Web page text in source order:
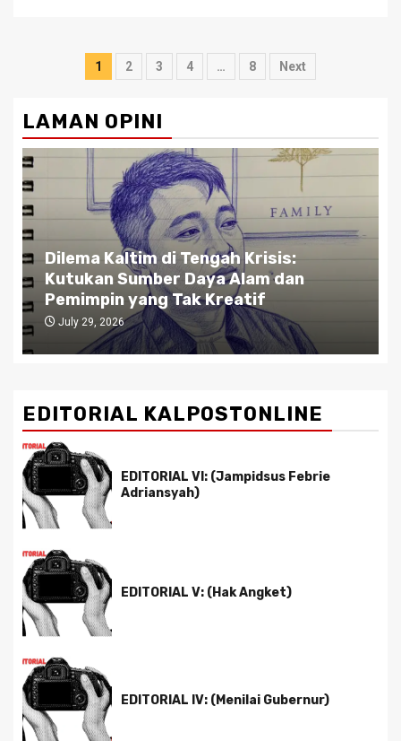
Posts
1 2 3 4 … 8 Next
LAMAN OPINI
Dilema Kaltim di Tengah Krisis:
Kutukan Sumber Daya Alam dan
Pemimpin yang Tak Kreatif
July 29, 2026
EDITORIAL KALPOSTONLINE
EDITORIAL VI: (Jampidsus Febrie
Adriansyah)
EDITORIAL V: (Hak Angket)
EDITORIAL IV: (Menilai Gubernur)